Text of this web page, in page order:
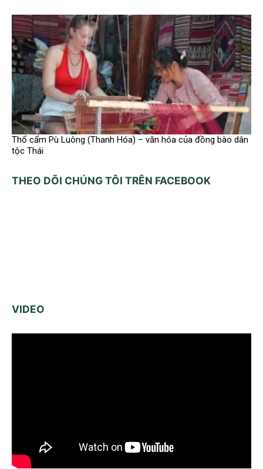
Thổ cẩm Pù Luông (Thanh Hóa) – văn hóa của đồng bào dân
tộc Thái
THEO DÕI CHÚNG TÔI TRÊN FACEBOOK
VIDEO